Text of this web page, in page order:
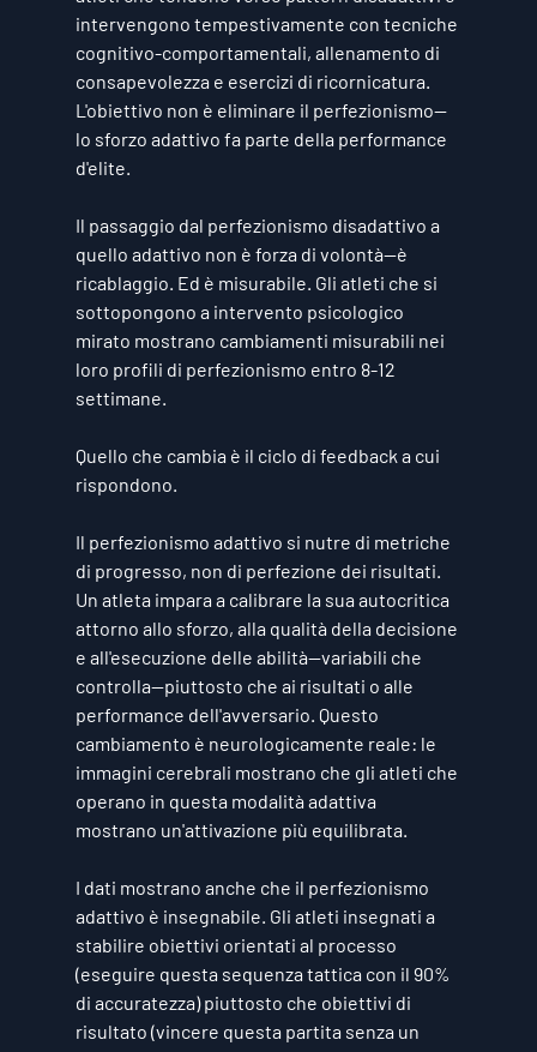
intervengono tempestivamente con tecniche
cognitivo-comportamentali, allenamento di
consapevolezza e esercizi di ricornicatura.
L'obiettivo non è eliminare il perfezionismo—
lo sforzo adattivo fa parte della performance
d'elite.
Il passaggio dal perfezionismo disadattivo a
quello adattivo non è forza di volontà—è
ricablaggio. Ed è misurabile. Gli atleti che si
sottopongono a intervento psicologico
mirato mostrano cambiamenti misurabili nei
loro profili di perfezionismo entro 8-12
settimane.
Quello che cambia è il ciclo di feedback a cui
rispondono.
Il perfezionismo adattivo si nutre di metriche
di progresso, non di perfezione dei risultati.
Un atleta impara a calibrare la sua autocritica
attorno allo sforzo, alla qualità della decisione
e all'esecuzione delle abilità—variabili che
controlla—piuttosto che ai risultati o alle
performance dell'avversario. Questo
cambiamento è neurologicamente reale: le
immagini cerebrali mostrano che gli atleti che
operano in questa modalità adattiva
mostrano un'attivazione più equilibrata.
I dati mostrano anche che il perfezionismo
adattivo è insegnabile. Gli atleti insegnati a
stabilire obiettivi orientati al processo
(eseguire questa sequenza tattica con il 90%
di accuratezza) piuttosto che obiettivi di
risultato (vincere questa partita senza un